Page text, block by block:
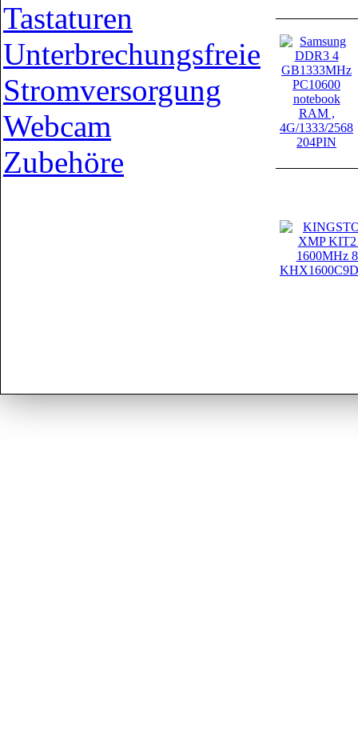
Tastaturen
Unterbrechungsfreie
Stromversorgung
Webcam
Zubehöre